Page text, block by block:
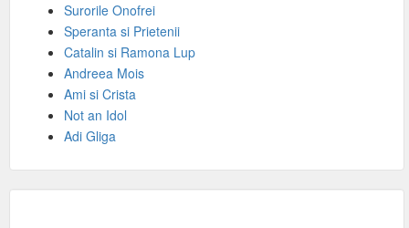
Surorile Onofrei
Speranta si Prietenii
Catalin si Ramona Lup
Andreea Mois
Ami si Crista
Not an Idol
Adi Gliga